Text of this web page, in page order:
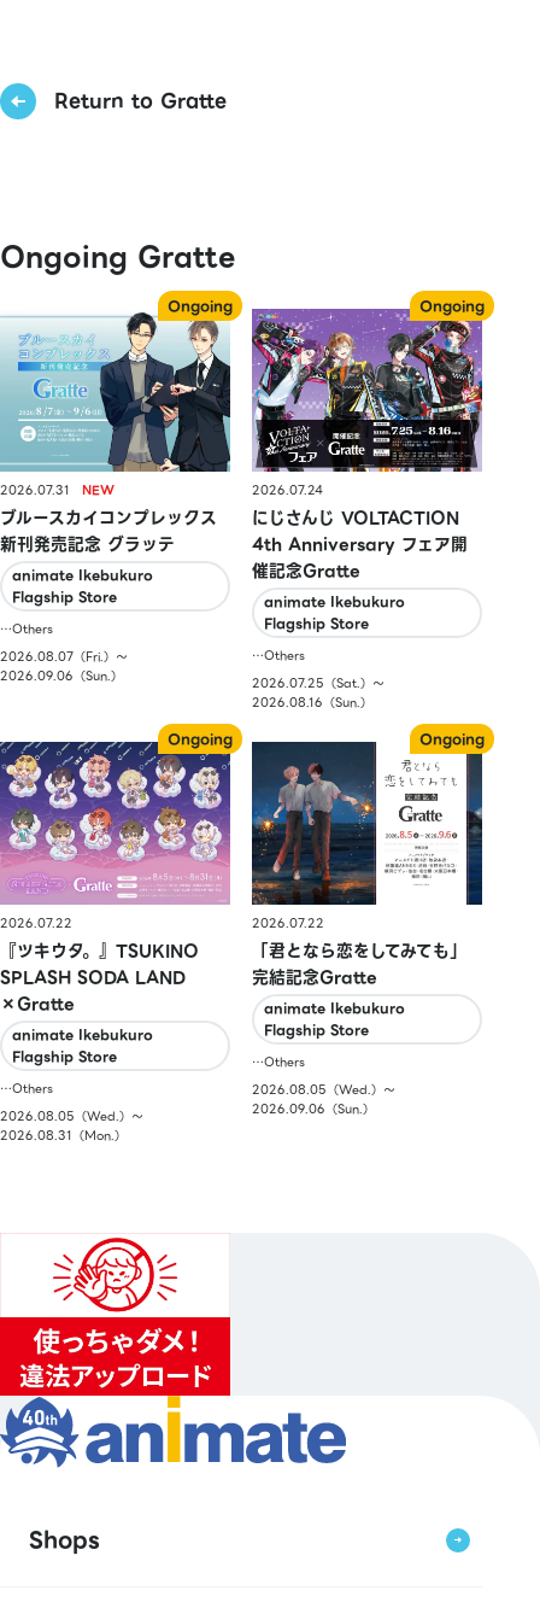
Return to Gratte
Ongoing Gratte
2026.07.31
ブルースカイコンプレックス
新刊発売記念 グラッテ
animate Ikebukuro
Flagship Store
…Others
2026.08.07（Fri.）〜
2026.09.06（Sun.）
2026.07.24
にじさんじ VOLTACTION
4th Anniversary フェア開
催記念Gratte
animate Ikebukuro
Flagship Store
…Others
2026.07.25（Sat.）〜
2026.08.16（Sun.）
2026.07.22
『ツキウタ。』TSUKINO
SPLASH SODA LAND
×Gratte
animate Ikebukuro
Flagship Store
…Others
2026.08.05（Wed.）〜
2026.08.31（Mon.）
2026.07.22
「君となら恋をしてみても」
完結記念Gratte
animate Ikebukuro
Flagship Store
…Others
2026.08.05（Wed.）〜
2026.09.06（Sun.）
Shops